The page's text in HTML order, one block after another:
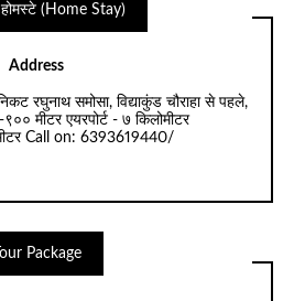
(Home Stay)
Address
रघुनाथ समोसा, विद्याकुंड चौराहा से पहले,
मीटर एयरपोर्ट - ७ किलोमीटर
Call on: 6393619440/
Tour Package